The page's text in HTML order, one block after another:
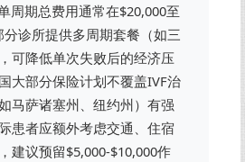
周期总费用通常在$20,000至
分诊所提供多周期套餐（如三
可降低单次失败后的经济压
大部分保险计划不覆盖IVF治
马萨诸塞州、纽约州）有强
患者应额外考虑交通、住宿
建议预留$5,000-$10,000作